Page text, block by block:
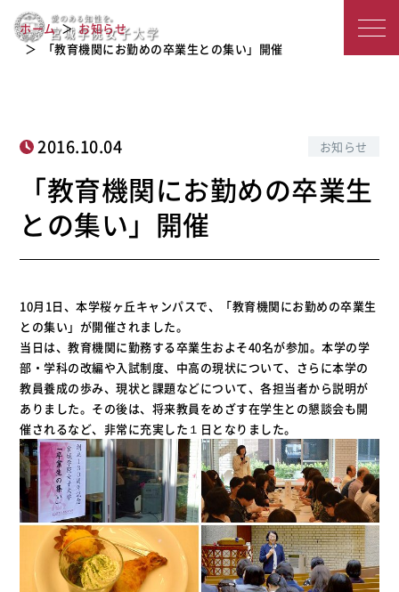
城
子
大
学
「教育機関にお勤めの卒業生との集
い」開催
ホーム
お知らせ
「教育機関にお勤めの卒業生との集い」開催
2016.10.04 お知らせ
「教育機関にお勤めの卒業生
との集い」開催
10月1日、本学桜ヶ丘キャンパスで、「教育機関にお勤めの卒業生
との集い」が開催されました。
当日は、教育機関に勤務する卒業生およそ40名が参加。本学の学
部・学科の改編や入試制度、中高の現状について、さらに本学の
教員養成の歩み、現状と課題などについて、各担当者から説明が
ありました。その後は、将来教員をめざす在学生との懇談会も開
催されるなど、非常に充実した１日となりました。